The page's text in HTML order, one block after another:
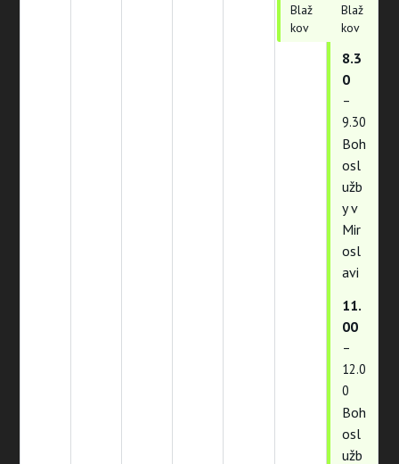
Blaž
kov
Blaž
kov
8.3
0
–
9.30
Boh
osl
užb
y v
Mir
osl
avi
11.
00
–
12.0
0
Boh
osl
užb